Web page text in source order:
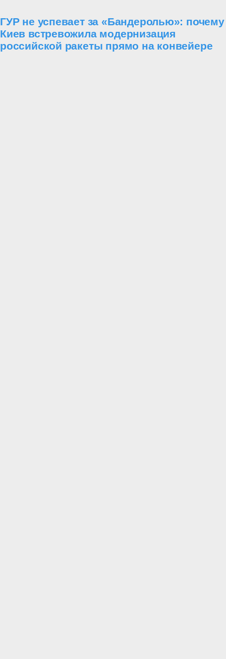
ГУР не успевает за «Бандеролью»: почему
Киев встревожила модернизация
российской ракеты прямо на конвейере